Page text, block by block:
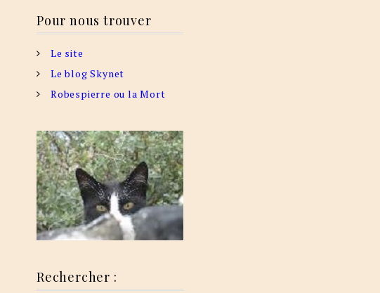
Pour nous trouver
Le site
Le blog Skynet
Robespierre ou la Mort
Rechercher :